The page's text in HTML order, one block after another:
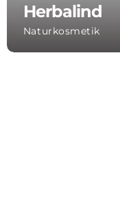
Herbalind
Naturkosmetik